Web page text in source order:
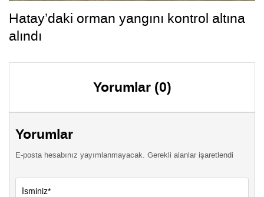
Hatay’daki orman yangını kontrol altına
alındı
Yorumlar (0)
Yorumlar
E-posta hesabınız yayımlanmayacak. Gerekli alanlar işaretlendi